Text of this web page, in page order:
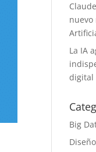
nuevo
La IA
digital
Big